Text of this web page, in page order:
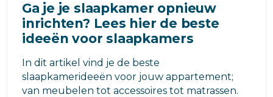
Ga je je slaapkamer opnieuw
inrichten? Lees hier de beste
ideeën voor slaapkamers
In dit artikel vind je de beste
slaapkamerideeën voor jouw appartement;
van meubelen tot accessoires tot matrassen.